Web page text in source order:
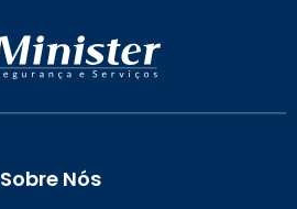
Sobre Nós